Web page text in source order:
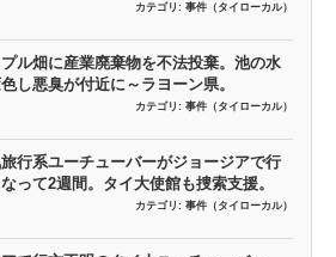
カテゴリ: 事件（タイローカル）
ル畑に産業廃棄物を不法投棄。池の水
し悪臭が付近に～ラヨーン県。
カテゴリ: 事件（タイローカル）
行系ユーチューバーがジョージアで行
って2週間。タイ大使館も捜索支援。
カテゴリ: 事件（タイローカル）